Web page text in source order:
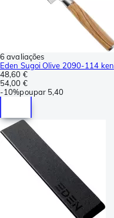
6 avaliações
Eden Sugoi Olive 2090-114
48,60 €
54,00 €
-10%poupar 5,40